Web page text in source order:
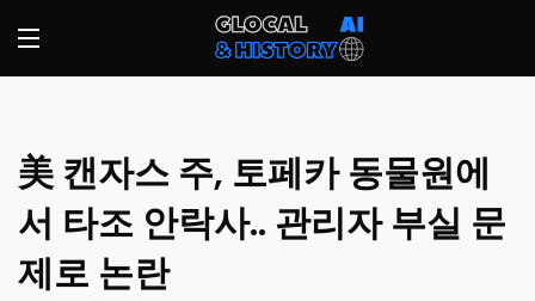
美 캔자스 주, 토페카 동물원에
서 타조 안락사.. 관리자 부실 문
제로 논란